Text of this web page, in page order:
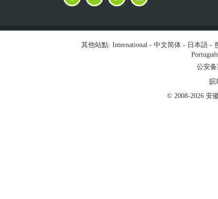
其他站點: International- 中文简体- 日本語-
Português
公安备
皖
© 2008-2026 安